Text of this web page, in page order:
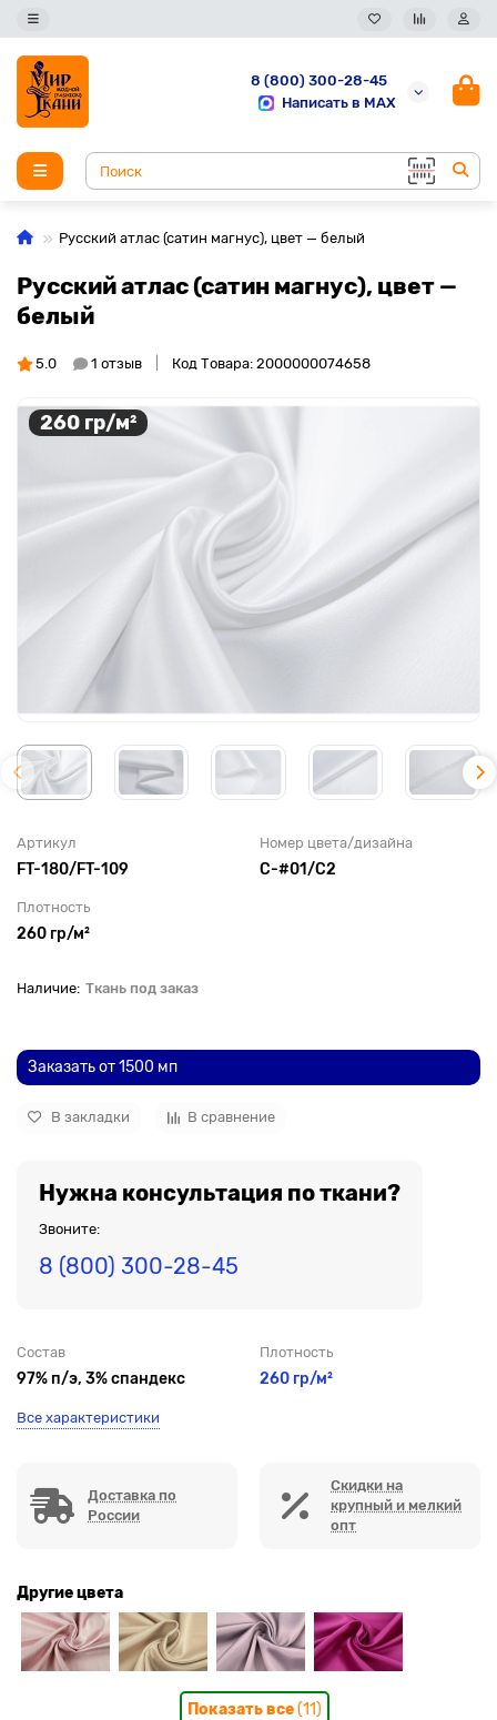
8 (800) 300-28-45
Написать в MAX
Русский атлас (сатин магнус), цвет — белый
Русский атлас (сатин магнус), цвет —
белый
5.0 1 отзыв Код Товара: 2000000074658
260 гр/м²
Артикул
FT-180/FT-109
Номер цвета/дизайна
C-#01/С2
Плотность
260 гр/м²
Ткань под заказ
Заказать от 1500 мп
В закладки В сравнение
Нужна консультация по ткани?
Звоните:
8 (800) 300-28-45
Состав
97% п/э, 3% спандекс
Плотность
260 гр/м²
Все характеристики
Доставка по
России
Скидки на
крупный и мелкий
опт
Другие цвета
Показать все(11)